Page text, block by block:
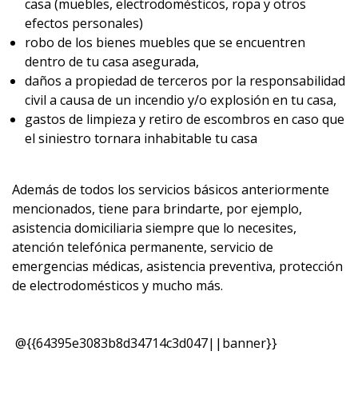
casa (muebles, electrodomésticos, ropa y otros
efectos personales)
robo de los bienes muebles que se encuentren
dentro de tu casa asegurada,
daños a propiedad de terceros por la responsabilidad
civil a causa de un incendio y/o explosión en tu casa,
gastos de limpieza y retiro de escombros en caso que
el siniestro tornara inhabitable tu casa
Además de todos los servicios básicos anteriormente
mencionados, tiene para brindarte, por ejemplo,
asistencia domiciliaria siempre que lo necesites,
atención telefónica permanente, servicio de
emergencias médicas, asistencia preventiva, protección
de electrodomésticos y mucho más.
@{{64395e3083b8d34714c3d047||banner}}